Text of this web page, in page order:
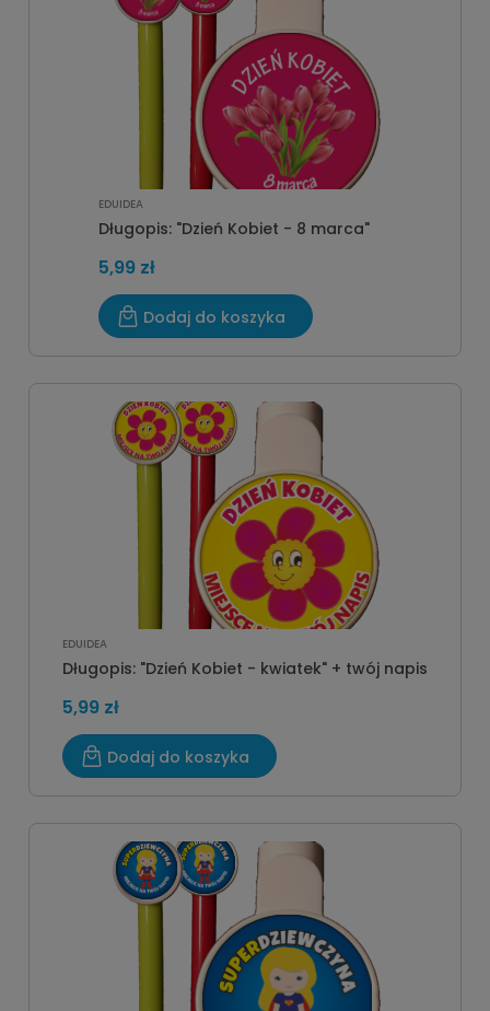
EDUIDEA
Długopis: "Dzień Kobiet - 8 marca"
5,99 zł
Dodaj do koszyka
EDUIDEA
Długopis: "Dzień Kobiet - kwiatek" + twój napis
5,99 zł
Dodaj do koszyka